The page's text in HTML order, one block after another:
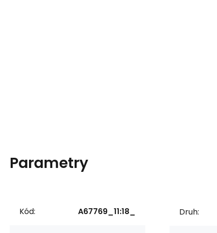
Parametry
Kód: A67769_11:18_ Druh: